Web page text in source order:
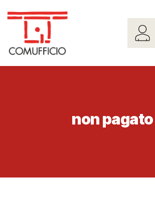
non pagato